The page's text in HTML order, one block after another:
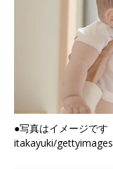
●写真はイメージです
itakayuki/gettyimages